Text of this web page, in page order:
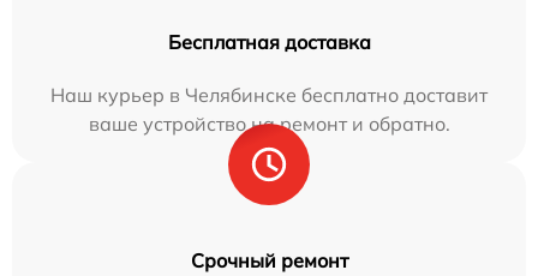
Бесплатная доставка
Наш курьер в Челябинске бесплатно доставит
ваше устройство на ремонт и обратно.
Срочный ремонт